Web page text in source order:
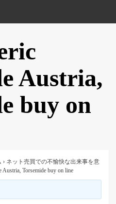
Austria,
buy on
› ネット売買での不愉快な出来事を意
Austria, Torsemide buy on line